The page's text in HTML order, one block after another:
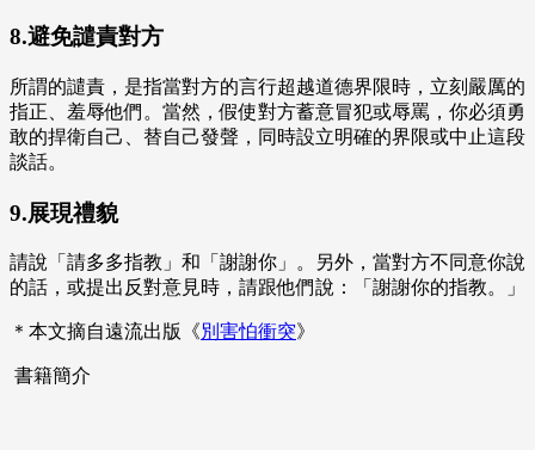
8.避免譴責對方
所謂的譴責，是指當對方的言行超越道德界限時，立刻嚴厲的
指正、羞辱他們。當然，假使對方蓄意冒犯或辱罵，你必須勇
敢的捍衛自己、替自己發聲，同時設立明確的界限或中止這段
談話。
9.展現禮貌
請說「請多多指教」和「謝謝你」。另外，當對方不同意你說
的話，或提出反對意見時，請跟他們說：「謝謝你的指教。」
＊本文摘自遠流出版《別害怕衝突》
書籍簡介